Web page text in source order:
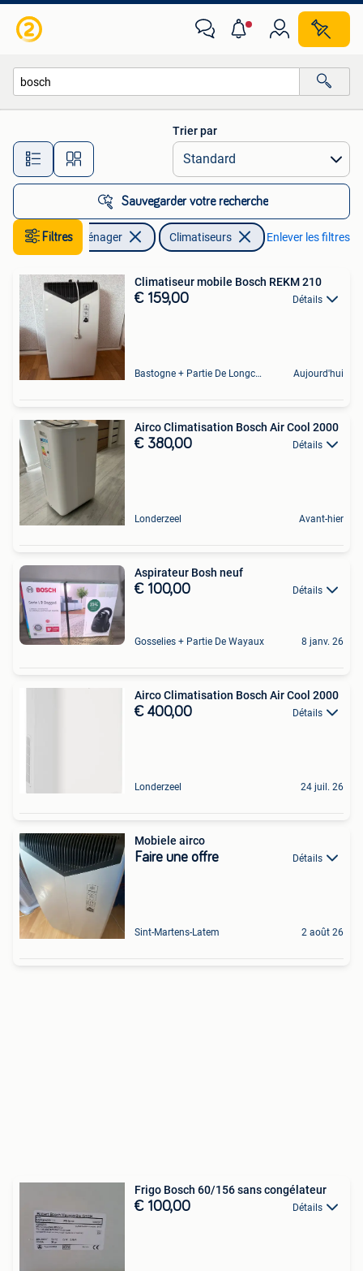
Toutes les distances…
Trier par
Sauvegarder votre recherche
Filtres
Electroménager Climatiseurs Enlever les filtres
Climatiseur mobile Bosch REKM 210
€ 159,00 Détails
Bastogne + Partie De Longchamps Et Sibret Aujourd'hui
Airco Climatisation Bosch Air Cool 2000
€ 380,00 Détails
Londerzeel Avant-hier
Aspirateur Bosh neuf
€ 100,00 Détails
Gosselies + Partie De Wayaux 8 janv. 26
Airco Climatisation Bosch Air Cool 2000
€ 400,00 Détails
Londerzeel 24 juil. 26
Mobiele airco
Faire une offre Détails
Sint-Martens-Latem 2 août 26
Frigo Bosch 60/156 sans congélateur
€ 100,00 Détails